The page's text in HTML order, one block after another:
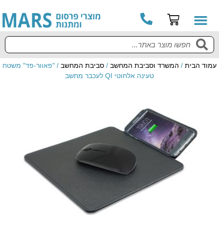
עמוד הבית / המשרד וסביבת המחשב / סביבת המחשב / "פאוור-פד" משטח
טעינה אלחוטי QI לעכבר מחשב